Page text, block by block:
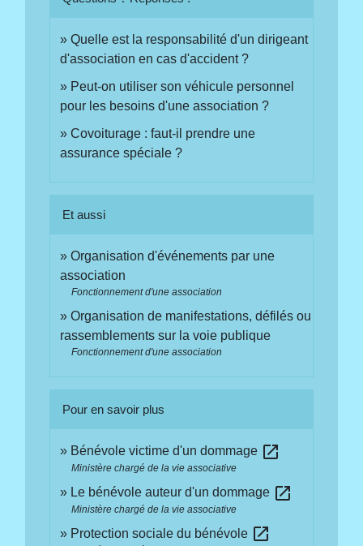
Quelle est la responsabilité d'un dirigeant
d'association en cas d'accident ?
Peut-on utiliser son véhicule personnel
pour les besoins d'une association ?
Covoiturage : faut-il prendre une
assurance spéciale ?
Et aussi
Organisation d'événements par une
association
Fonctionnement d'une association
Organisation de manifestations, défilés ou
rassemblements sur la voie publique
Fonctionnement d'une association
Pour en savoir plus
Bénévole victime d'un dommage open_in_new
Ministère chargé de la vie associative
Le bénévole auteur d'un dommage open_in_new
Ministère chargé de la vie associative
Protection sociale du bénévole open_in_new